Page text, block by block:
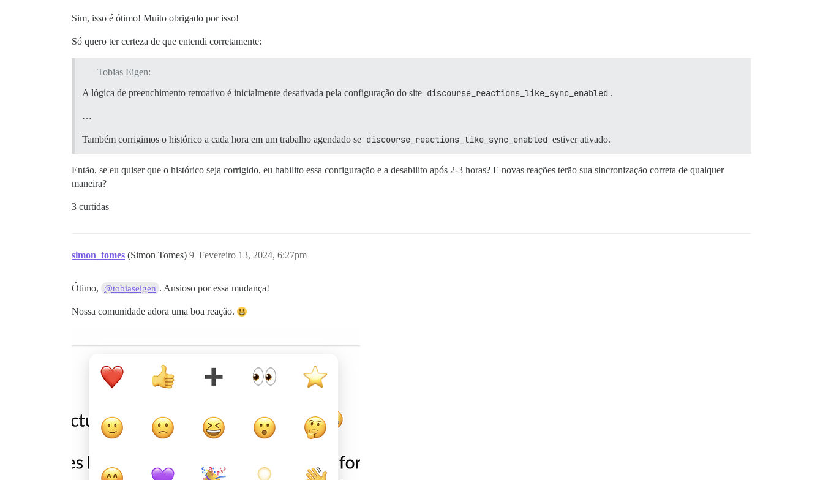
Sim, isso é ótimo! Muito obrigado por isso!
Só quero ter certeza de que entendi corretamente:
Tobias Eigen:
A lógica de preenchimento retroativo é inicialmente desativada pela configuração do site discourse_reactions_like_sync_enabled .
…
Também corrigimos o histórico a cada hora em um trabalho agendado se discourse_reactions_like_sync_enabled estiver ativado.
Então, se eu quiser que o histórico seja corrigido, eu habilito essa configuração e a desabilito após 2-3 horas? E novas reações terão sua sincronização correta de qualquer
maneira?
3 curtidas
simon_tomes (Simon Tomes) Fevereiro 13, 2024, 6:27pm
9
Ótimo, @tobiaseigen . Ansioso por essa mudança!
Nossa comunidade adora uma boa reação.